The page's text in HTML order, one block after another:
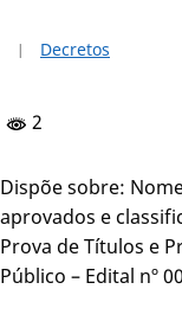
Decretos
2
Dispõe sobre:
aprovados e
Prova de Títulos e
Público – Edital nº